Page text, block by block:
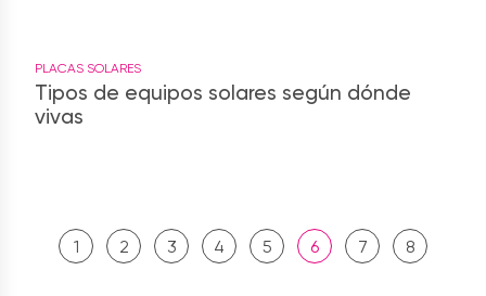
PLACAS SOLARES
Tipos de equipos solares según dónde
vivas
1 2 3 4 5 6 7 8